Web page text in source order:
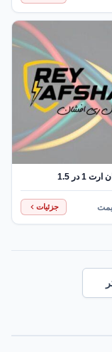
1 در 1.5
جزئیات